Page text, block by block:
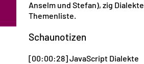
Anselm und Stefan), zig
Themenliste.
Schaunotizen
[00:00:28] JavaScript Dialekte